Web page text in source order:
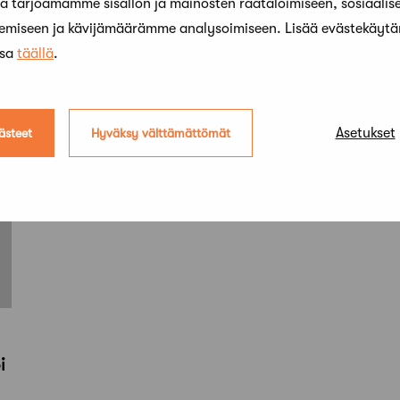
ja kävijämäärämme analysoimiseen. Lisää
täällä.
Hyväksy välttämättömät Asetukset